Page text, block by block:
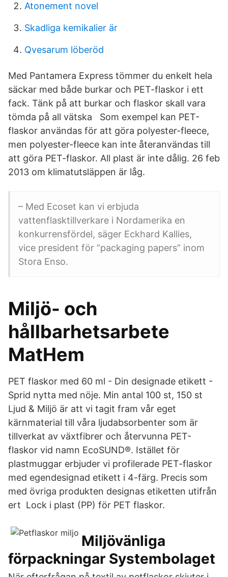
Atonement novel
Skadliga kemikalier är
Qvesarum löberöd
Med Pantamera Express tömmer du enkelt hela
säckar med både burkar och PET-flaskor i ett
fack. Tänk på att burkar och flaskor skall vara
tömda på all vätska Som exempel kan PET-
flaskor användas för att göra polyester-fleece,
men polyester-fleece kan inte återanvändas till
att göra PET-flaskor. All plast är inte dålig. 26 feb
2013 om klimatutsläppen är låg.
– Med Ecoset kan vi erbjuda
vattenflasktillverkare i Nordamerika en
konkurrensfördel, säger Eckhard Kallies,
vice president för ”packaging papers” inom
Stora Enso.
Miljö- och
hållbarhetsarbete
MatHem
PET flaskor med 60 ml - Din designade etikett -
Sprid nytta med nöje. Min antal 100 st, 150 st
Ljud & Miljö är att vi tagit fram vår eget
kärnmaterial till våra ljudabsorbenter som är
tillverkat av växtfibrer och återvunna PET-
flaskor vid namn EcoSUND®. Istället för
plastmuggar erbjuder vi profilerade PET-flaskor
med egendesignad etikett i 4-färg. Precis som
med övriga produkten designas etiketten utifrån
ert Lock i plast (PP) för PET flaskor.
Miljövänliga
förpackningar Systembolaget